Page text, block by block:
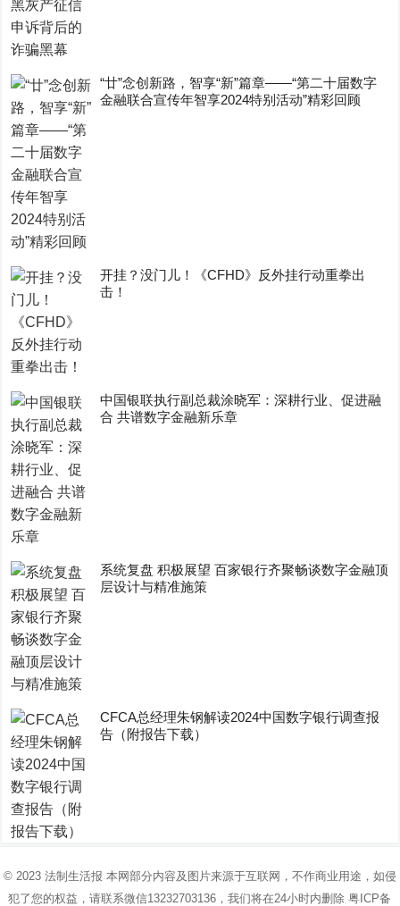
“廿”念创新路，智享“新”篇章——“第二十届数字
金融联合宣传年智享2024特别活动”精彩回顾
开挂？没门儿！《CFHD》反外挂行动重拳出
击！
中国银联执行副总裁涂晓军：深耕行业、促进融
合 共谱数字金融新乐章
系统复盘 积极展望 百家银行齐聚畅谈数字金融顶
层设计与精准施策
CFCA总经理朱钢解读2024中国数字银行调查报
告（附报告下载）
© 2023 法制生活报 本网部分内容及图片来源于互联网，不作商业用途，如侵
犯了您的权益，请联系微信13232703136，我们将在24小时内删除粤ICP备